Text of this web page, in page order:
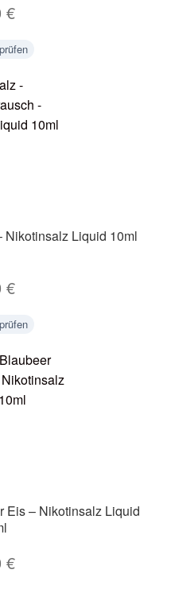
€
Nikotinsalz Liquid 10ml
€
Eis – Nikotinsalz Liquid
€